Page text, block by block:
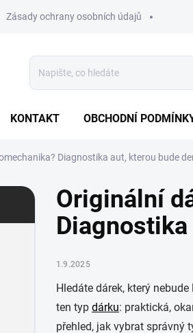
Zásady ochrany osobních údajů
KONTAKT OBCHODNÍ
Diagnostika aut, kterou bude
Originální
1.9.2025
Hledáte dárek, který
ten typ dárku: praktická,
přehled, jak vybrat správný